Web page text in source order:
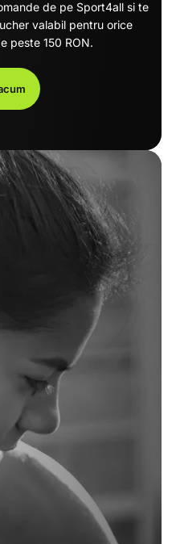
de pe Sport4all si te
valabil pentru orice
peste 150 RON.